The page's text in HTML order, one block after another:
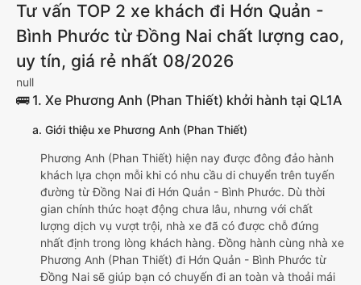
Tư vấn TOP 2 xe khách đi Hớn Quản -
Bình Phước từ Đồng Nai chất lượng cao,
uy tín, giá rẻ nhất 08/2026
null
🚌 1. Xe Phương Anh (Phan Thiết) khởi hành tại QL1A
a. Giới thiệu xe Phương Anh (Phan Thiết)
Phương Anh (Phan Thiết) hiện nay được đông đảo hành
khách lựa chọn mỗi khi có nhu cầu di chuyển trên tuyến
đường từ Đồng Nai đi Hớn Quản - Bình Phước. Dù thời
gian chính thức hoạt động chưa lâu, nhưng với chất
lượng dịch vụ vượt trội, nhà xe đã có được chỗ đứng
nhất định trong lòng khách hàng. Đồng hành cùng nhà xe
Phương Anh (Phan Thiết) đi Hớn Quản - Bình Phước từ
Đồng Nai sẽ giúp bạn có chuyến đi an toàn và thoải mái